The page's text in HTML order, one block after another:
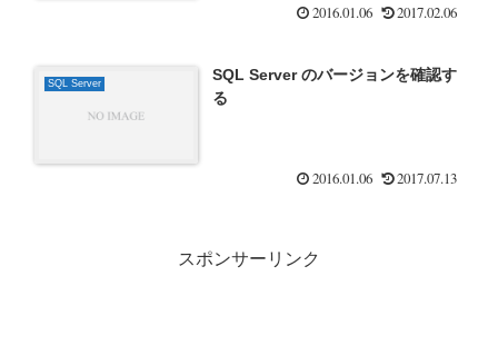
2016.01.06 2017.02.06
SQL Server
SQL Server のバージョンを確認す
る
2016.01.06 2017.07.13
スポンサーリンク